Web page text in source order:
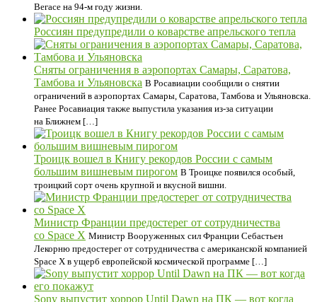
Вегасе на 94-м году жизни.
Россиян предупредили о коварстве апрельского тепла
Сняты ограничения в аэропортах Самары, Саратова,
Тамбова и Ульяновска В Росавиации сообщили о снятии
ограничений в аэропортах Самары, Саратова, Тамбова и Ульяновска.
Ранее Росавиация также выпустила указания из-за ситуации
на Ближнем […]
Троицк вошел в Книгу рекордов России с самым
большим вишневым пирогом В Троицке появился особый,
троицкий сорт очень крупной и вкусной вишни.
Министр Франции предостерег от сотрудничества
со Space X Министр Вооруженных сил Франции Себастьен
Лекорню предостерег от сотрудничества с американской компанией
Space X в ущерб европейской космической программе […]
Sony выпустит хоррор Until Dawn на ПК — вот когда